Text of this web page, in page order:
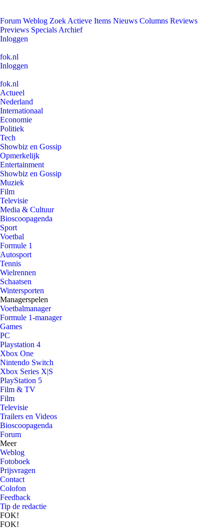
Forum Weblog Zoek Actieve Items Nieuws Columns Reviews
Previews Specials Archief
Inloggen
fok.nl
Inloggen
fok.nl
Actueel
Nederland
Internationaal
Economie
Politiek
Tech
Showbiz en Gossip
Opmerkelijk
Entertainment
Showbiz en Gossip
Muziek
Film
Televisie
Media & Cultuur
Bioscoopagenda
Sport
Voetbal
Formule 1
Autosport
Tennis
Wielrennen
Schaatsen
Wintersporten
Managerspelen
Voetbalmanager
Formule 1-manager
Games
PC
Playstation 4
Xbox One
Nintendo Switch
Xbox Series X|S
PlayStation 5
Film & TV
Film
Televisie
Trailers en Videos
Bioscoopagenda
Forum
Meer
Weblog
Fotoboek
Prijsvragen
Contact
Colofon
Feedback
Tip de redactie
FOK!
FOK!